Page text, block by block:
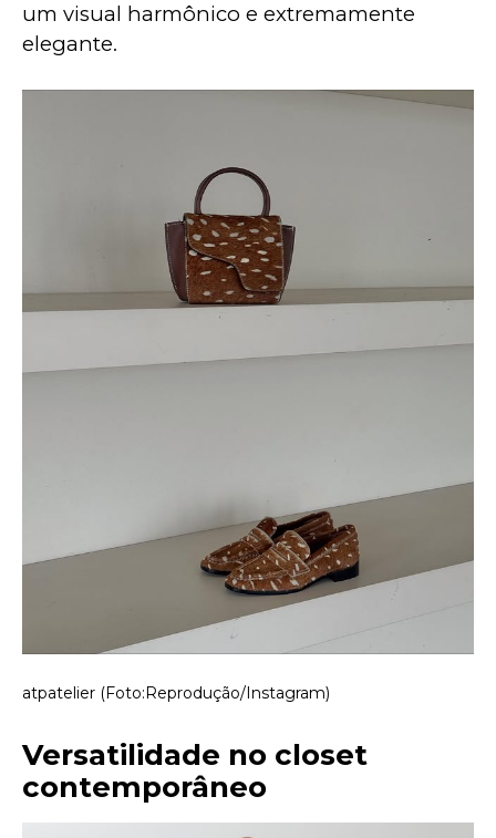
um visual harmônico e extremamente
elegante.
atpatelier (Foto:Reprodução/Instagram)
Versatilidade no closet
contemporâneo